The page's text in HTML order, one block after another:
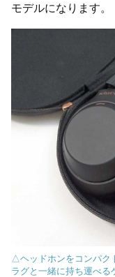
モデルになります。
△ヘッドホンをコンパク
ラグと一緒に持ち運べる